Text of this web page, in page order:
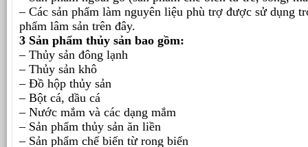
– Các sản phẩm làm nguyên liệu phù trợ được sử dụng
phẩm lâm sản trên đây.
3 Sản phẩm thủy sản bao gồm:
– Thủy sản đông lạnh
– Thủy sản khô
– Đồ hộp thủy sản
– Bột cá, dầu cá
– Nước mắm và các dạng mắm
– Sản phẩm thủy sản ăn liền
– Sản phẩm chế biến từ rong biển